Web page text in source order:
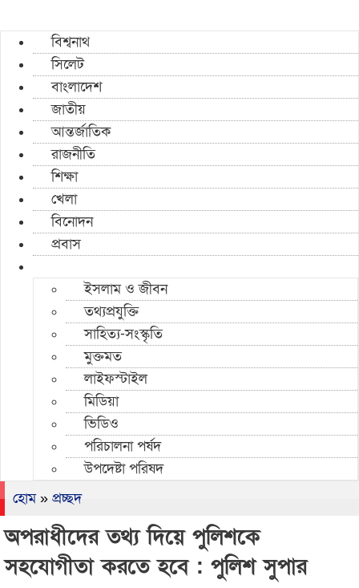
বিশ্বনাথ
সিলেট
বাংলাদেশ
জাতীয়
আন্তর্জাতিক
রাজনীতি
শিক্ষা
খেলা
বিনোদন
প্রবাস
ইসলাম ও জীবন
তথ্যপ্রযুক্তি
সাহিত্য-সংস্কৃতি
মুক্তমত
লাইফস্টাইল
মিডিয়া
ভিডিও
পরিচালনা পর্ষদ
উপদেষ্টা পরিষদ
হোম» প্রচ্ছদ
অপরাধীদের তথ্য দিয়ে পুলিশকে
সহযোগীতা করতে হবে : পুলিশ সুপার